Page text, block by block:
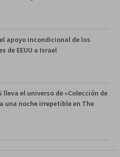
apoyo incondicional de los
de EEUU a Israel
lleva el universo de «Colección de
una noche irrepetible en The